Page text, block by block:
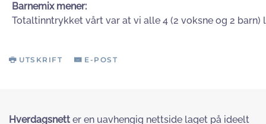
Barnemix mener:
Totaltinntrykket vårt var at vi alle 4 (2 voksne og 2
UTSKRIFT E-POST
Hverdagsnett er en uavhengig nettside laget på ideelt